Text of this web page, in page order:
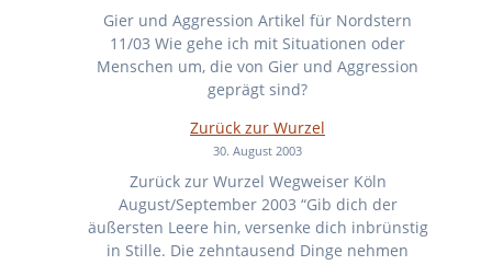
Gier und Aggression Artikel für Nordstern
11/03 Wie gehe ich mit Situationen oder
Menschen um, die von Gier und Aggression
geprägt sind?
Zurück zur Wurzel
30. August 2003
Zurück zur Wurzel Wegweiser Köln
August/September 2003 “Gib dich der
äußersten Leere hin, versenke dich inbrünstig
in Stille. Die zehntausend Dinge nehmen